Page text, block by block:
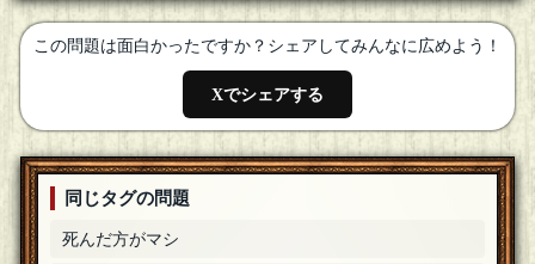
この問題は面白かったですか？シェアしてみんなに広めよう！
Xでシェアする
同じタグの問題
死んだ方がマシ